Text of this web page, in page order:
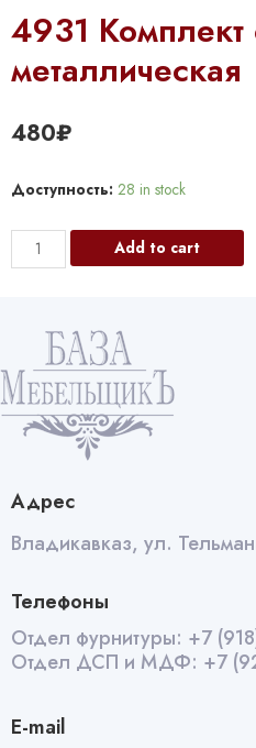
4931 Комплект
металлическая
480₽
Доступность: 28 in stock
4931
Комплект
quantity
Add to cart
Адрес
Владикавказ, ул.
Телефоны
Отдел фурнитуры: +7
Отдел ДСП и МДФ: +7
E-mail